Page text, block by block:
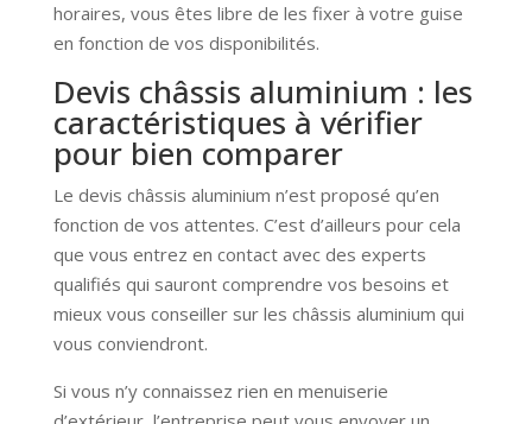
horaires, vous êtes libre de les fixer à votre guise
en fonction de vos disponibilités.
Devis châssis aluminium : les
caractéristiques à vérifier
pour bien comparer
Le devis châssis aluminium n’est proposé qu’en
fonction de vos attentes. C’est d’ailleurs pour cela
que vous entrez en contact avec des experts
qualifiés qui sauront comprendre vos besoins et
mieux vous conseiller sur les châssis aluminium qui
vous conviendront.
Si vous n’y connaissez rien en menuiserie